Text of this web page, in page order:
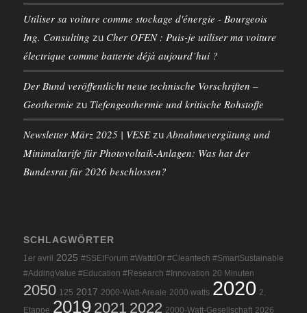
Utiliser sa voiture comme stockage d'énergie - Bourgeois
Ing. Consulting zu Cher OFEN : Puis-je utiliser ma voiture
électrique comme batterie déjà aujourd’hui ?
Der Bund veröffentlicht neue technische Vorschriften –
Geothermie zu Tiefengeothermie und kritische Rohstoffe
Newsletter März 2025 | VESEzu Abnahmevergütung und
Minimaltarife für Photovoltaik-Anlagen: Was hat der
Bundesrat für 2026 beschlossen?
SCHLAGWÖRTER
1er avril 2025 #SSEIForum #WattdOr #Cleantech #SmartSustainable
#AddingValue #Education #Research #Innovation 20 Minuten
2050 125 2017 2000-Watt-Areale 2000 watts 2020 2.
Etappe 2019 2021 2022 2000-Watt-Gesellschaft 2026